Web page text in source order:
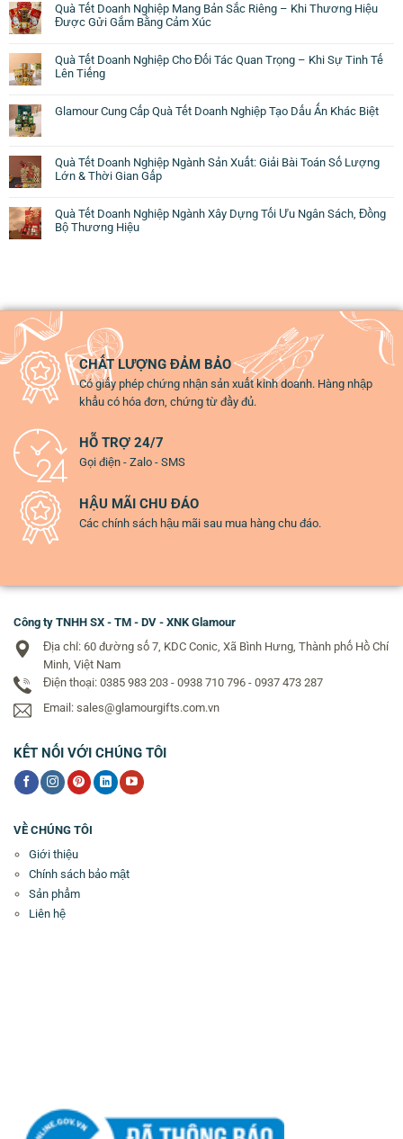
Quà Tết Doanh Nghiệp Mang Bản Sắc Riêng – Khi Thương Hiệu
Được Gửi Gắm Bằng Cảm Xúc
Quà Tết Doanh Nghiệp Cho Đối Tác Quan Trọng – Khi Sự Tinh Tế
Lên Tiếng
Glamour Cung Cấp Quà Tết Doanh Nghiệp Tạo Dấu Ấn Khác Biệt
Quà Tết Doanh Nghiệp Ngành Sản Xuất: Giải Bài Toán Số Lượng
Lớn & Thời Gian Gấp
Quà Tết Doanh Nghiệp Ngành Xây Dựng Tối Ưu Ngân Sách, Đồng
Bộ Thương Hiệu
CHẤT LƯỢNG ĐẢM BẢO
Có giấy phép chứng nhận sản xuất kinh doanh. Hàng nhập
khẩu có hóa đơn, chứng từ đầy đủ.
HỖ TRỢ 24/7
Gọi điện - Zalo - SMS
HẬU MÃI CHU ĐÁO
Các chính sách hậu mãi sau mua hàng chu đáo.
Công ty TNHH SX - TM - DV - XNK Glamour
Địa chỉ: 60 đường số 7, KDC Conic, Xã Bình Hưng, Thành phố Hồ Chí
Minh, Việt Nam
Điện thoại: 0385 983 203 - 0938 710 796 - 0937 473 287
Email: sales@glamourgifts.com.vn
KẾT NỐI VỚI CHÚNG TÔI
VỀ CHÚNG TÔI
Giới thiệu
Chính sách bảo mật
Sản phẩm
Liên hệ